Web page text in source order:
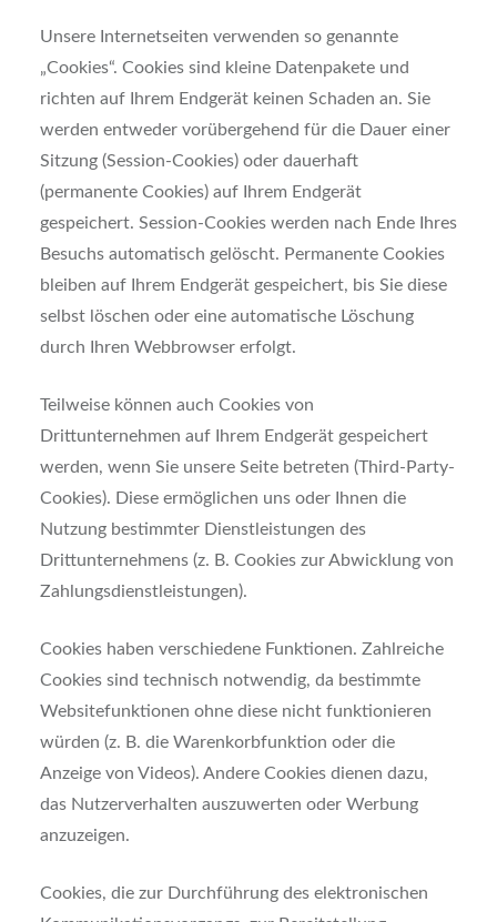
Unsere Internetseiten verwenden so genannte
„Cookies“. Cookies sind kleine Datenpakete und
richten auf Ihrem Endgerät keinen Schaden an. Sie
werden entweder vorübergehend für die Dauer einer
Sitzung (Session-Cookies) oder dauerhaft
(permanente Cookies) auf Ihrem Endgerät
gespeichert. Session-Cookies werden nach Ende Ihres
Besuchs automatisch gelöscht. Permanente Cookies
bleiben auf Ihrem Endgerät gespeichert, bis Sie diese
selbst löschen oder eine automatische Löschung
durch Ihren Webbrowser erfolgt.
Teilweise können auch Cookies von
Drittunternehmen auf Ihrem Endgerät gespeichert
werden, wenn Sie unsere Seite betreten (Third-Party-
Cookies). Diese ermöglichen uns oder Ihnen die
Nutzung bestimmter Dienstleistungen des
Drittunternehmens (z. B. Cookies zur Abwicklung von
Zahlungsdienstleistungen).
Cookies haben verschiedene Funktionen. Zahlreiche
Cookies sind technisch notwendig, da bestimmte
Websitefunktionen ohne diese nicht funktionieren
würden (z. B. die Warenkorbfunktion oder die
Anzeige von Videos). Andere Cookies dienen dazu,
das Nutzerverhalten auszuwerten oder Werbung
anzuzeigen.
Cookies, die zur Durchführung des elektronischen